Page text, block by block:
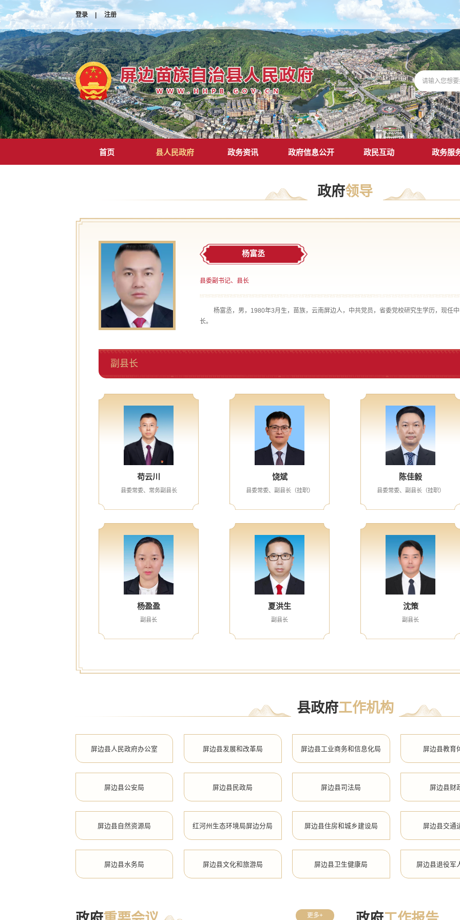
登录 | 注册
首页 县人民政府 政务资讯 政府信息公开 政民互动 政务服
政府领导
杨富丞
县委副书记、县长
杨富丞，男，1980年3月生，苗族，云南屏边人，中共党员，省委党校研究生学历，现任
长。
副县长
​苟云川
县委常委、常务副县长
饶斌
县委常委、副县长（挂职）
陈佳毅
县委常委、副县长（挂职）
杨盈盈
副县长
夏洪生
副县长
沈策
副县长
县政府工作机构
屏边县人民政府办公室 屏边县发展和改革局 屏边县工业商务和信息化局 屏边县教育
屏边县公安局 屏边县民政局 屏边县司法局 屏边县财
屏边县自然资源局 红河州生态环境局屏边分局 屏边县住房和城乡建设局 屏边县交通
屏边县水务局 屏边县文化和旅游局 屏边县卫生健康局 屏边县退役军
更多+